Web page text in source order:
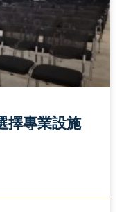
擇專業設施